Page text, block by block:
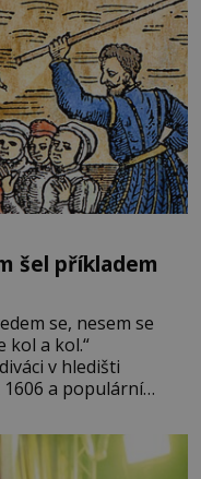
šel příkladem
se, nesem se
kol a kol.“
v hledišti
1606 a populární
krále Jakuba I., jenž